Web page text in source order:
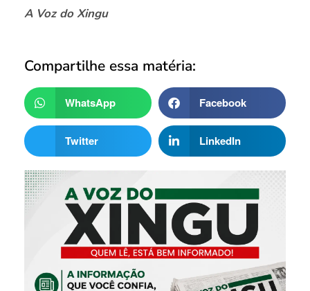
A Voz do Xingu
Compartilhe essa matéria:
WhatsApp Facebook
Twitter LinkedIn